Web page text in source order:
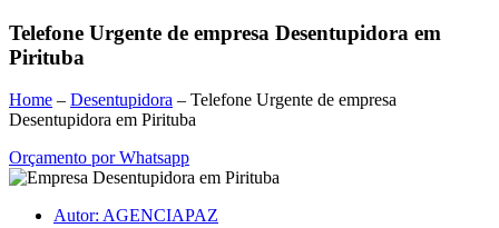
Telefone Urgente de empresa Desentupidora em
Pirituba
Home – Desentupidora – Telefone Urgente de empresa
Desentupidora em Pirituba
Orçamento por Whatsapp
Autor: AGENCIAPAZ